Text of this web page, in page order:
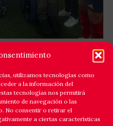
utilizamos tecnologías como
a la información del
tecnologías nos permitirá
de navegación o las
No consentir o retirar el
a ciertas características
ESPAÑA Y EQUIPO
de la solidaridad y
a un amplio elenco